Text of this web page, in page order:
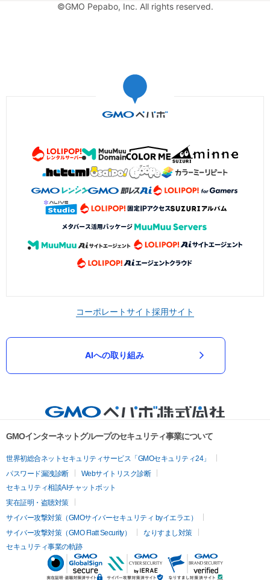
©GMO Pepabo, Inc. All rights reserved.
コーポレートサイト採用サイト
AIへの取り組み
GMOインターネットグループのセキュリティ事業について
世界初総合ネットセキュリティサービス「GMOセキュリティ24」
パスワード漏洩診断
Webサイトリスク診断
セキュリティ相談AIチャットボット
実在証明・盗聴対策
サイバー攻撃対策（GMOサイバーセキュリティ byイエラエ）
サイバー攻撃対策（GMO Flatt Security）
なりすまし対策
セキュリティ事業の軌跡